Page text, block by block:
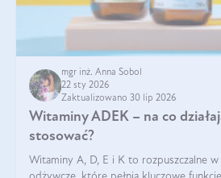
mgr inż. Anna Sobol
22 sty 2026
Zaktualizowano 30 lip 2026
Witaminy ADEK – na co
stosować?
Witaminy A, D, E i K to rozpuszczalne w